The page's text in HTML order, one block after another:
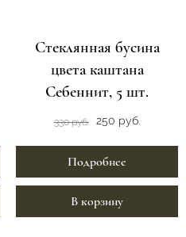
Стеклянная бусина
цвета каштана
Себеннит, 5 шт.
330 руб. 250 руб.
Подробнее
В корзину